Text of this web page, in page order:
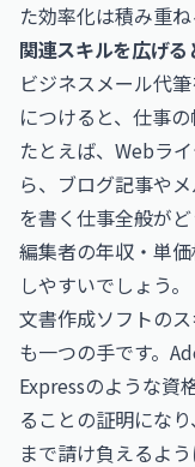
た効率化は積み重
関連スキルを広げ
ビジネスメール代
につけると、仕事の
たとえば、Webラ
ら、ブログ記事や
を書く仕事全般がど
編集者の年収・単
しやすいでしょう。
文書作成ソフトの
も一つの手です。
Expressのような資
ることの証明にな
まで請け負えるよう